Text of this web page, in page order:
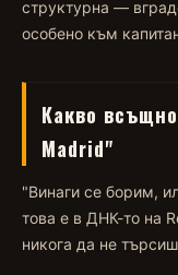
структурна —
особено към
Какво
Madrid"
"Винаги се борим,
това е в ДНК-то на
никога да не